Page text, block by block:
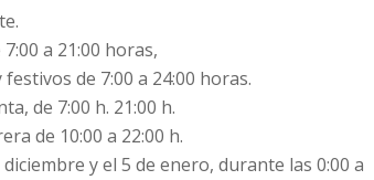
a 21:00 horas,
de 7:00 a 24:00 horas.
de 7:00 h. 21:00 h.
de 10:00 a 22:00 h.
diciembre y el 5 de enero, durante las 0:00 a